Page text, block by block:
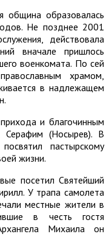
община образовалась
Не позднее 2001
действовала
вначале пришлось
военкомата. По сей
храмом,
в надлежащем
и благочинным
Серафим (Носырев). В
пастырскому
жизни.
посетил Святейший
У трапа самолета
местные жители в
в честь гостя
Михаила он